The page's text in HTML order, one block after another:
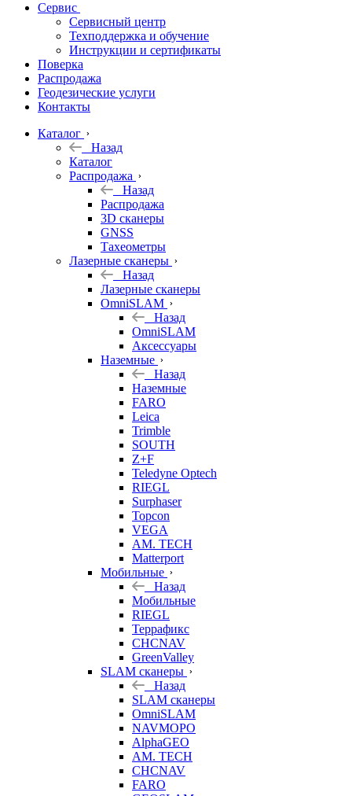
Софт
Георадары
Акции
Гидрография
Подбор
оборудования
по задачам
Архив
Геодезическое
оборудование
Сервис
Сервисный центр
Техподдержка и обучение
Инструкции и сертификаты
Поверка
Распродажа
Геодезические услуги
Контакты
Каталог
Назад
Каталог
Распродажа
Назад
Распродажа
3D сканеры
GNSS
Тахеометры
Лазерные сканеры
Назад
Лазерные сканеры
OmniSLAM
Назад
OmniSLAM
Аксессуары
Наземные
Назад
Наземные
FARO
Leica
Trimble
SOUTH
Z+F
Teledyne Optech
RIEGL
Surphaser
Topcon
VEGA
AM. TECH
Matterport
Мобильные
Назад
Мобильные
RIEGL
Террафикс
CHCNAV
GreenValley
SLAM сканеры
Назад
SLAM сканеры
OmniSLAM
NAVMOPO
AlphaGEO
AM. TECH
CHCNAV
FARO